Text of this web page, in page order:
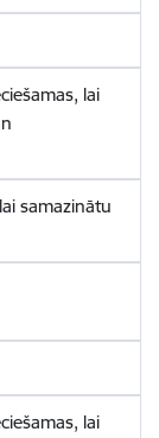
lai
samazinātu
lai